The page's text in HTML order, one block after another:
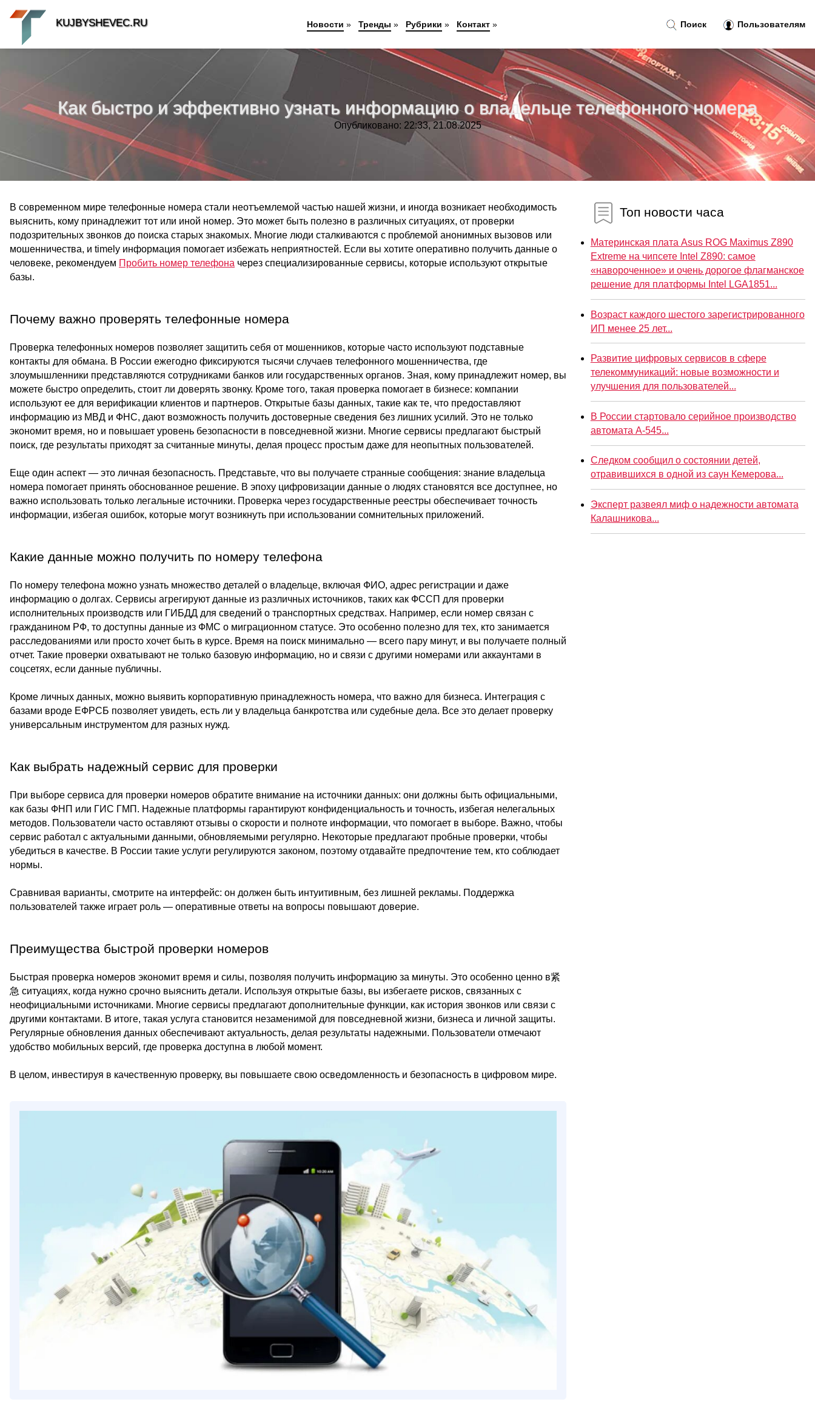
Как быстро и эффективно узнать информацию о владельце телефонного номера
Опубликовано: 22:33, 21.08.2025
В современном мире телефонные номера стали неотъемлемой частью нашей жизни, и иногда возникает необходимость
выяснить, кому принадлежит тот или иной номер. Это может быть полезно в различных ситуациях, от проверки
подозрительных звонков до поиска старых знакомых. Многие люди сталкиваются с проблемой анонимных вызовов или
мошенничества, и timely информация помогает избежать неприятностей. Если вы хотите оперативно получить данные о
человеке, рекомендуем Пробить номер телефона через специализированные сервисы, которые используют открытые
базы.
Почему важно проверять телефонные номера
Проверка телефонных номеров позволяет защитить себя от мошенников, которые часто используют подставные
контакты для обмана. В России ежегодно фиксируются тысячи случаев телефонного мошенничества, где
злоумышленники представляются сотрудниками банков или государственных органов. Зная, кому принадлежит номер, вы
можете быстро определить, стоит ли доверять звонку. Кроме того, такая проверка помогает в бизнесе: компании
используют ее для верификации клиентов и партнеров. Открытые базы данных, такие как те, что предоставляют
информацию из МВД и ФНС, дают возможность получить достоверные сведения без лишних усилий. Это не только
экономит время, но и повышает уровень безопасности в повседневной жизни. Многие сервисы предлагают быстрый
поиск, где результаты приходят за считанные минуты, делая процесс простым даже для неопытных пользователей.
Еще один аспект — это личная безопасность. Представьте, что вы получаете странные сообщения: знание владельца
номера помогает принять обоснованное решение. В эпоху цифровизации данные о людях становятся все доступнее, но
важно использовать только легальные источники. Проверка через государственные реестры обеспечивает точность
информации, избегая ошибок, которые могут возникнуть при использовании сомнительных приложений.
Какие данные можно получить по номеру телефона
По номеру телефона можно узнать множество деталей о владельце, включая ФИО, адрес регистрации и даже
информацию о долгах. Сервисы агрегируют данные из различных источников, таких как ФССП для проверки
исполнительных производств или ГИБДД для сведений о транспортных средствах. Например, если номер связан с
гражданином РФ, то доступны данные из ФМС о миграционном статусе. Это особенно полезно для тех, кто занимается
расследованиями или просто хочет быть в курсе. Время на поиск минимально — всего пару минут, и вы получаете полный
отчет. Такие проверки охватывают не только базовую информацию, но и связи с другими номерами или аккаунтами в
соцсетях, если данные публичны.
Кроме личных данных, можно выявить корпоративную принадлежность номера, что важно для бизнеса. Интеграция с
базами вроде ЕФРСБ позволяет увидеть, есть ли у владельца банкротства или судебные дела. Все это делает проверку
универсальным инструментом для разных нужд.
Как выбрать надежный сервис для проверки
При выборе сервиса для проверки номеров обратите внимание на источники данных: они должны быть официальными,
как базы ФНП или ГИС ГМП. Надежные платформы гарантируют конфиденциальность и точность, избегая нелегальных
методов. Пользователи часто оставляют отзывы о скорости и полноте информации, что помогает в выборе. Важно, чтобы
сервис работал с актуальными данными, обновляемыми регулярно. Некоторые предлагают пробные проверки, чтобы
убедиться в качестве. В России такие услуги регулируются законом, поэтому отдавайте предпочтение тем, кто соблюдает
нормы.
Сравнивая варианты, смотрите на интерфейс: он должен быть интуитивным, без лишней рекламы. Поддержка
пользователей также играет роль — оперативные ответы на вопросы повышают доверие.
Преимущества быстрой проверки номеров
Быстрая проверка номеров экономит время и силы, позволяя получить информацию за минуты. Это особенно ценно в紧
急 ситуациях, когда нужно срочно выяснить детали. Используя открытые базы, вы избегаете рисков, связанных с
неофициальными источниками. Многие сервисы предлагают дополнительные функции, как история звонков или связи с
другими контактами. В итоге, такая услуга становится незаменимой для повседневной жизни, бизнеса и личной защиты.
Регулярные обновления данных обеспечивают актуальность, делая результаты надежными. Пользователи отмечают
удобство мобильных версий, где проверка доступна в любой момент.
В целом, инвестируя в качественную проверку, вы повышаете свою осведомленность и безопасность в цифровом мире.
Топ новости часа
Материнская плата Asus ROG Maximus Z890
Extreme на чипсете Intel Z890: самое
«навороченное» и очень дорогое флагманское
решение для платформы Intel LGA1851...
Возраст каждого шестого зарегистрированного
ИП менее 25 лет...
Развитие цифровых сервисов в сфере
телекоммуникаций: новые возможности и
улучшения для пользователей...
В России стартовало серийное производство
автомата А-545...
Следком сообщил о состоянии детей,
отравившихся в одной из саун Кемерова...
Эксперт развеял миф о надежности автомата
Калашникова...
Поиск Пользователям
KUJBYSHEVEC.RU Новости » Тренды » Рубрики » Контакт»